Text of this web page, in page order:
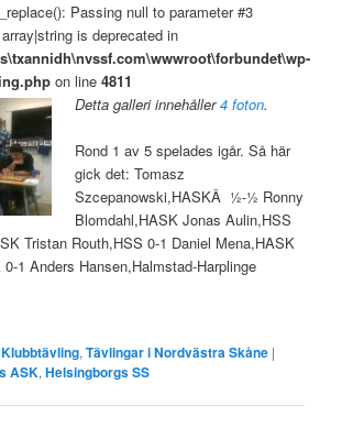
Passing null to parameter #3
is deprecated in
on line4811
Detta galleri innehåller4 foton.
Rond 1 av 5 spelades igår. Så här
gick det: Tomasz
Szcepanowski,HASKÂ ½-½ Ronny
Blomdahl,HASK Jonas Aulin,HSS
Tristan Routh,HSS 0-1 Daniel Mena,HASK
1 Anders Hansen,Halmstad-Harplinge
Klubbtävling,Tävlingar i Nordvästra Skåne |
ASK,Helsingborgs SS